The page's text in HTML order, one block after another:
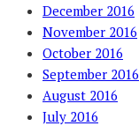
December 2016
November 2016
October 2016
September 2016
August 2016
July 2016